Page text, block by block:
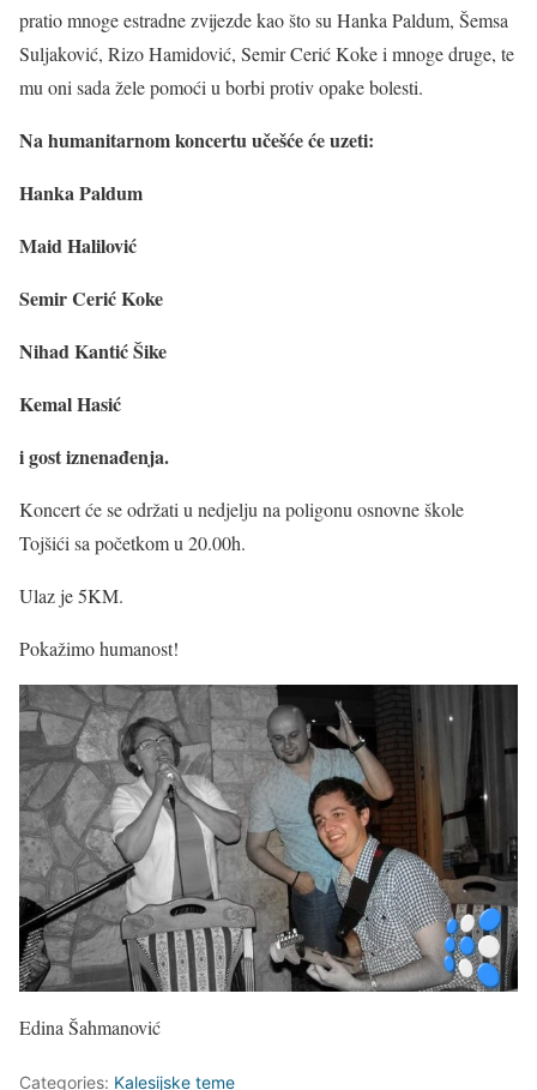
pratio mnoge estradne zvijezde kao što su Hanka Paldum, Šemsa
Suljaković, Rizo Hamidović, Semir Cerić Koke i mnoge druge, te
mu oni sada žele pomoći u borbi protiv opake bolesti.
Na humanitarnom koncertu učešće će uzeti:
Hanka Paldum
Maid Halilović
Semir Cerić Koke
Nihad Kantić Šike
Kemal Hasić
i gost iznenađenja.
Koncert će se održati u nedjelju na poligonu osnovne škole
Tojšići sa početkom u 20.00h.
Ulaz je 5KM.
Pokažimo humanost!
Edina Šahmanović
Categories: Kalesijske teme